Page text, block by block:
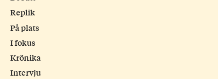
Replik
På plats
I fokus
Krönika
Intervju